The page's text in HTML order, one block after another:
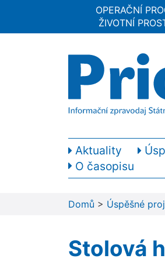
OPERAČNÍ
ŽIVOTNÍ
Aktuality
O časopisu
Domů > Úspěšné
Stolová